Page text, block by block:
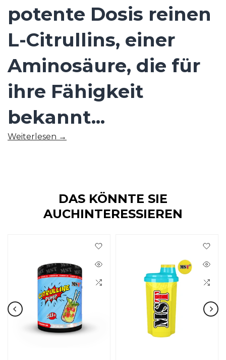
potente Dosis reinen
L-Citrullins, einer
Aminosäure, die für
ihre Fähigkeit
bekannt...
Weiterlesen →
DAS KÖNNTE SIE
AUCHINTERESSIEREN